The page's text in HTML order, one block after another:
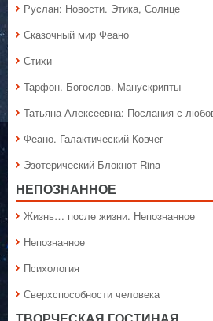
Руслан: Новости. Этика, Солнце
Сказочный мир Феано
Стихи
Тарфон. Богослов. Манускрипты
Татьяна Алексеевна: Послания с
Феано. Галактический Ковчег
Эзотерический Блокнот Rina
НЕПОЗНАННОЕ
Жизнь… после жизни. Непознанное
Непознанное
Психология
Сверхспособности человека